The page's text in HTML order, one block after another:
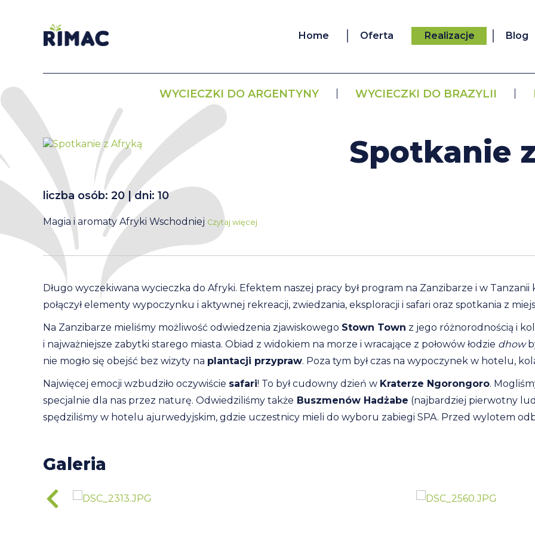
Home Oferta Realizacje Blog
WYCIECZKI DO ARGENTYNY WYCIECZKI DO BRAZYLII
Spotkanie
liczba osób: 20 | dni: 10
Magia i aromaty Afryki Wschodniej Czytaj więcej
Długo wyczekiwana wycieczka do Afryki. Efektem naszej pracy był program na Zanzibarze i w
połączył elementy wypoczynku i aktywnej rekreacji, zwiedzania, eksploracji i safari oraz spotkania z
Na Zanzibarze mieliśmy możliwość odwiedzenia zjawiskowego Stown Town z jego różnorodnością i
i najważniejsze zabytki starego miasta. Obiad z widokiem na morze i wracające z połowów łodzie dhow
nie mogło się obejść bez wizyty na plantacji przypraw. Poza tym był czas na wypoczynek w hotelu,
Najwięcej emocji wzbudziło oczywiście safari! To był cudowny dzień w Kraterze Ngorongoro.
specjalnie dla nas przez naturę. Odwiedziliśmy także Buszmenów Hadżabe (najbardziej pierwotny
spędziliśmy w hotelu ajurwedyjskim, gdzie uczestnicy mieli do wyboru zabiegi SPA. Przed wylotem
Galeria